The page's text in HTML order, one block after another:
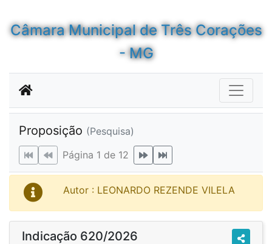
Câmara Municipal de Três Corações
- MG
Proposição (Pesquisa)
Página 1 de 12
Autor : LEONARDO REZENDE VILELA
Indicação 620/2026